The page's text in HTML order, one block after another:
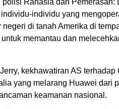
individu yang
di tanah Amerika di
memantau dan
kekhawatiran AS
yang melarang Huawei dari
keamanan nasional.